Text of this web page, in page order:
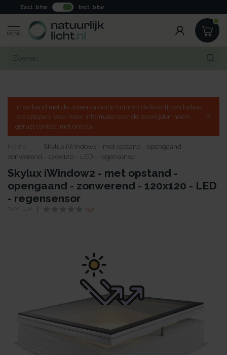
Excl. btw Incl. btw
MENU
In verband met de zomervakantie kunnen de levertijden helaas
iets oplopen. Voor meer informatie over de levertijden neem
gerust contact met ons op.
Home
Skylux iWindow2 - met opstand - opengaand -
zonwerend - 120x120 - LED - regensensor
Skylux iWindow2 - met opstand -
opengaand - zonwerend - 120x120 - LED
- regensensor
SKYLUX (0)